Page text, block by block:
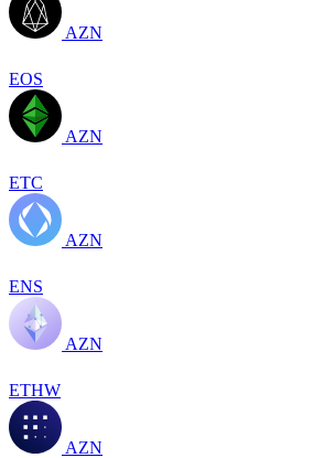
AZN
EOS
AZN
ETC
AZN
ENS
AZN
ETHW
AZN